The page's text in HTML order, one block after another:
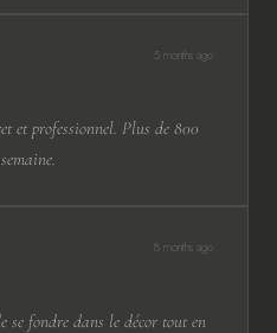
5 months ago
et professionnel. Plus de 800
8 months ago
se fondre dans le décor tout en